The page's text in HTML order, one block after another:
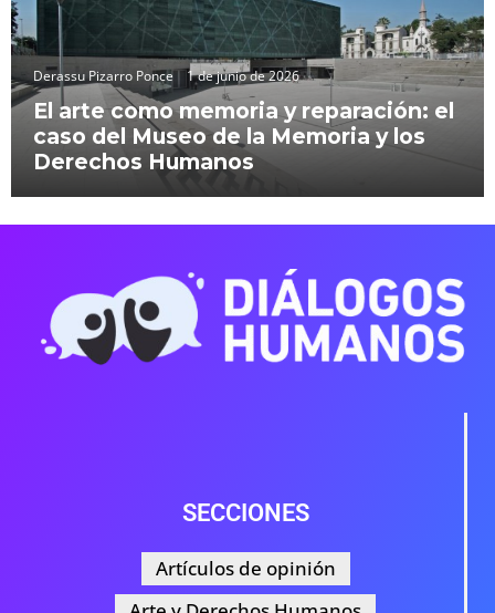
Derassu Pizarro Ponce 1 de junio de 2026
El arte como memoria y reparación: el
caso del Museo de la Memoria y los
Derechos Humanos
SECCIONES
Artículos de opinión